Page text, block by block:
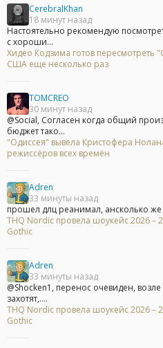
CerebralKhan
18 минут назад
Настоятельно рекомендую
с хороши...
Хидео Кодзима готов пересмотреть
США еще несколько раз
TOMCREO
30 минут назад
@Social, Согласен когда общий
бюджет тако...
"Одиссея" вывела Кристофера
режиссёров всех времён
Adren
33 минуты назад
прошел длц реанимал, ансколько же
THQ Nordic провела шоукейс 2026 –
Gothic
Adren
33 минуты назад
@Shocken1, перенос очевиден,
захотят,....
THQ Nordic провела шоукейс 2026 –
Gothic